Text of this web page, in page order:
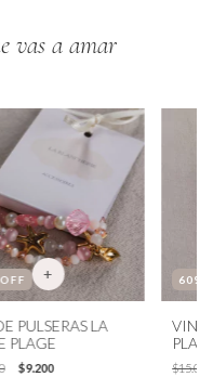
vas a amar
PULSERAS LA
PLAGE
$9.200
60%
$15.000